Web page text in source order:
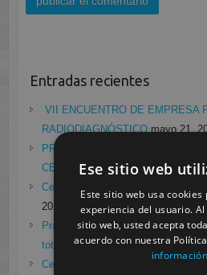
Entradas recientes
VII ENCUENTRO DE EMPRESA
RADIODIAGNÓSTICO mayo 21,
PRÁCTICAS EN EL
CESUR MURCIA febrero 4, 2021
Cesur Murcia en directo con Pedro
2021
Prácticas de Radiología Simple
total frente a Covid19 enero 26,
Cesur Murcia: Premio Especial FP,
Ese sitio web
Este sitio web usa
experiencia del usuario.
sitio web, usted acepta
acuerdo con nuestra
información